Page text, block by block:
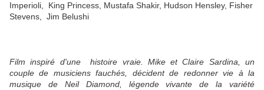
Imperioli, King Princess, Mustafa Shakir, Hudson Hensley, Fisher
Stevens, Jim Belushi
Film inspiré d'une histoire vraie. Mike et Claire Sardina, un
couple de musiciens fauchés, décident de redonner vie à la
musique de Neil Diamond, légende vivante de la variété